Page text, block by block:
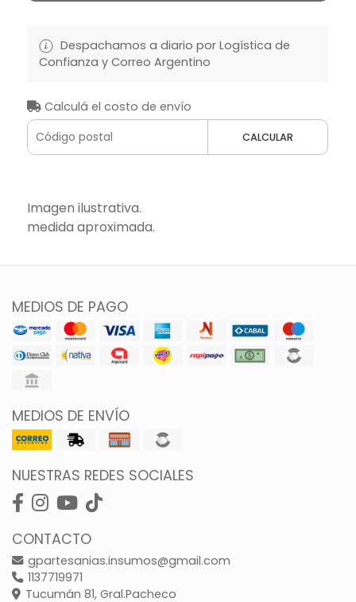
Despachamos a diario por Logística de
Confianza y Correo Argentino
Calculá el costo de envío
CALCULAR
Imagen ilustrativa.
medida aproximada.
MEDIOS DE PAGO
MEDIOS DE ENVÍO
NUESTRAS REDES SOCIALES
CONTACTO
gpartesanias.insumos@gmail.com
1137719971
Tucumán 81, Gral.Pacheco